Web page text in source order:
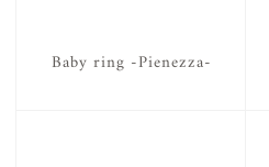
Baby ring -Pienezza-